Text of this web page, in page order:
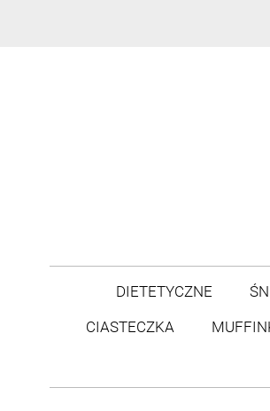
DIETETYCZNE
CIASTECZKA